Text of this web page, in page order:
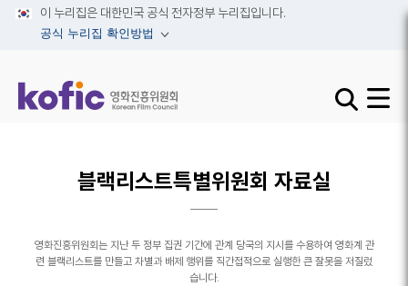
이 누리집은 대한민국 공식 전자정부 누리집입니다.
공식 누리집 확인방법
검색창 열기
사이트
블랙리스트특별위원회 자료실
영화진흥위원회는 지난 두 정부 집권 기간에 관계 당국의 지시를 수용하여 영화계 관
련 블랙리스트를 만들고 차별과 배제 행위를 직간접적으로 실행한 큰 잘못을 저질렀
습니다.